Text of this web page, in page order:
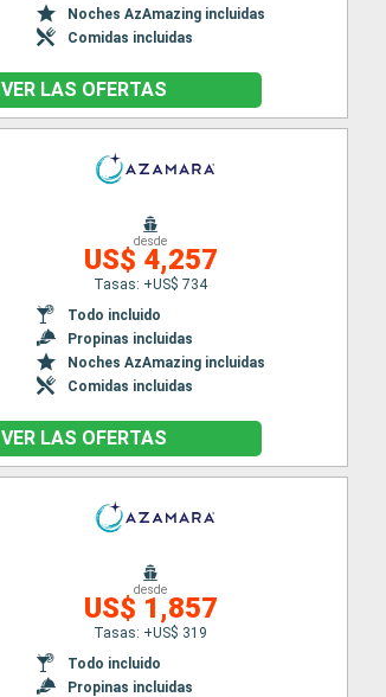
Noches AzAmazing incluidas
Comidas incluidas
VER LAS OFERTAS
desde
US$ 4,257
Tasas: +US$ 734
Todo incluido
Propinas incluidas
Noches AzAmazing incluidas
Comidas incluidas
VER LAS OFERTAS
desde
US$ 1,857
Tasas: +US$ 319
Todo incluido
Propinas incluidas